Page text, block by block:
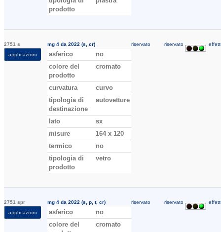
prodotto
2751 s
applicazioni
mg 4 da 2022 (s, cr)
asferico
no
colore del
prodotto
cromato
curvatura
curvo
tipologia di
destinazione
autovetture
lato
sx
misure
164 x 120
termico
no
tipologia di
prodotto
vetro
riservato riservato
2751 spr
applicazioni
mg 4 da 2022 (s, p, t, cr)
asferico
no
colore del
cromato
riservato riservato